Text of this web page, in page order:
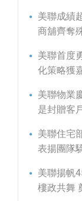
美聯成績
商舖齊奪
美聯首度
化策略獲
美聯物業
是封贈客
美聯住宅
表揚團隊
美聯揚帆
樓政共舞